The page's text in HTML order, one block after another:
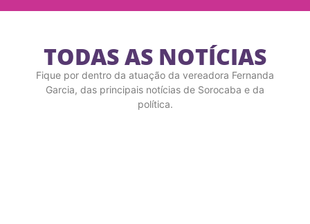
TODAS AS NOTÍCIAS
Fique por dentro da atuação da vereadora Fernanda
Garcia, das principais notícias de Sorocaba e da
política.